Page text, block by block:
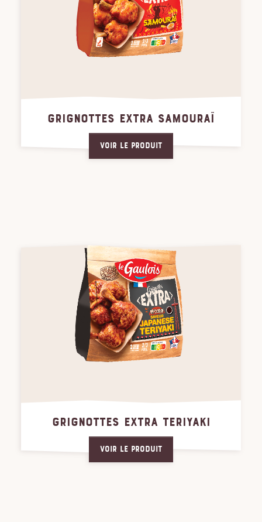
GRIGNOTTES EXTRA SAMOURAÏ
Voir le produit
GRIGNOTTES EXTRA TERIYAKI
Voir le produit